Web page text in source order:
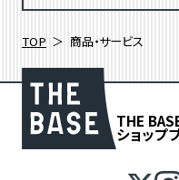
TOP 商品・サービス
THE
ショップ